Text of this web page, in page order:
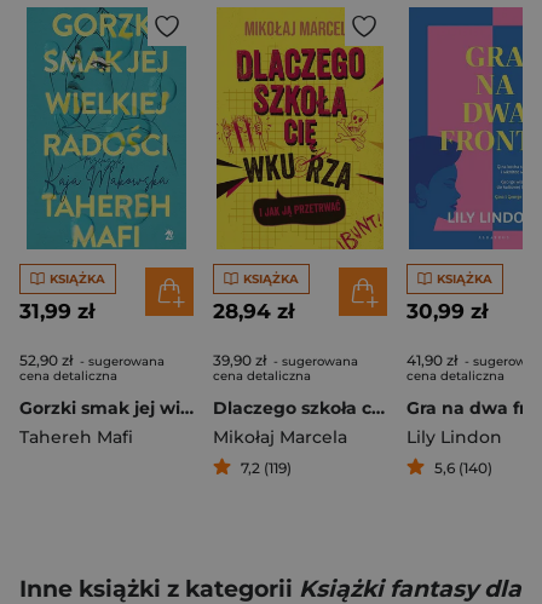
KSIĄŻKA
31,99 zł
52,90 zł - sugerowana
cena detaliczna
Gorzki smak jej wielkiej radości
Tahereh Mafi
KSIĄŻKA
28,94 zł
39,90 zł - sugerowana
cena detaliczna
Dlaczego szkoła cię wkurza i jak ją przetrwać
Mikołaj Marcela
7,2 (119)
KSIĄŻKA
30,99 zł
41,90 zł -
cena detaliczna
Gra na dwa
Lily Lindon
5,6 (140)
Inne książki z kategorii Książki fantasy dla